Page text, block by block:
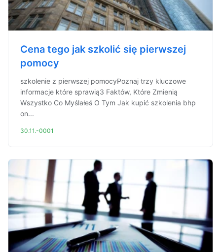
Cena tego jak szkolić się pierwszej
pomocy
szkolenie z pierwszej pomocyPoznaj trzy kluczowe
informacje które sprawią3 Faktów, Które Zmienią
Wszystko Co Myślałeś O Tym Jak kupić szkolenia bhp
on...
30.11.-0001